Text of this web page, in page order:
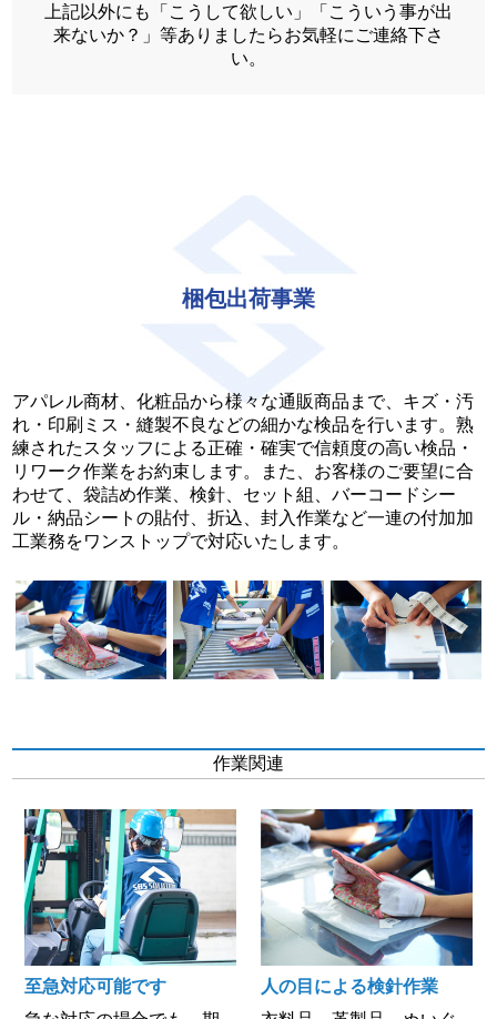
上記以外にも「こうして欲しい」「こういう事が出
来ないか？」等ありましたらお気軽にご連絡下さ
い。
梱包出荷事業
アパレル商材、化粧品から様々な通販商品まで、キズ・汚
れ・印刷ミス・縫製不良などの細かな検品を行います。熟
練されたスタッフによる正確・確実で信頼度の高い検品・
リワーク作業をお約束します。また、お客様のご要望に合
わせて、袋詰め作業、検針、セット組、バーコードシー
ル・納品シートの貼付、折込、封入作業など一連の付加加
工業務をワンストップで対応いたします。
作業関連
至急対応可能です
人の目による検針作業